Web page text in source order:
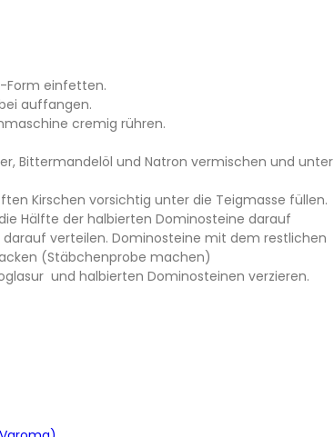
Form einfetten.
auffangen.
cremig rühren.
Bittermandelöl und Natron vermischen und unter
Kirschen vorsichtig unter die Teigmasse füllen.
Hälfte der halbierten Dominosteine darauf
verteilen. Dominosteine mit dem restlichen
(Stäbchenprobe machen)
und halbierten Dominosteinen verzieren.